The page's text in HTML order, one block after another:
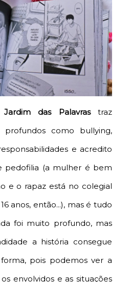
das Palavrastraz
como bullying,
e acredito
pedofilia (a mulher é bem
e o rapaz está no colegial
anos, então...), mas é tudo
foi muito profundo, mas
a história consegue
pois podemos ver a
envolvidos e as situações